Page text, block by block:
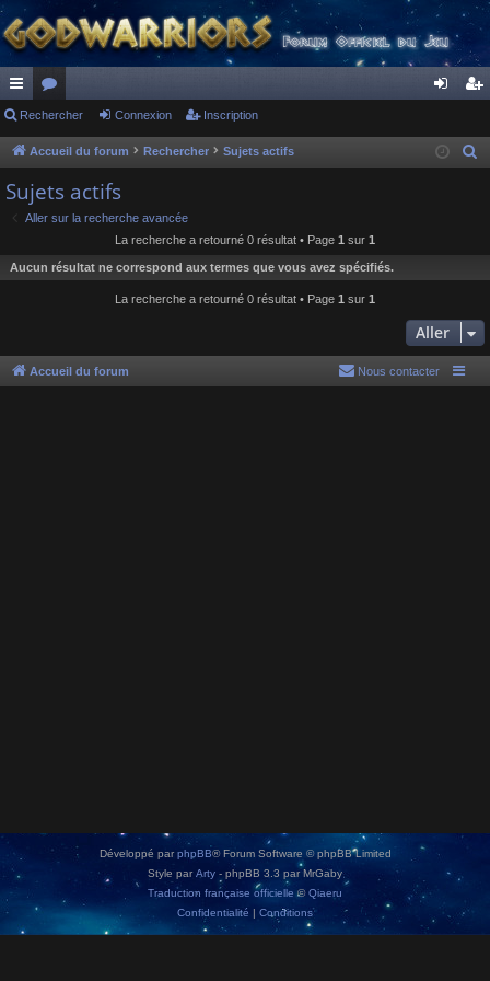
ac
co
ur
ci
or
u
s
ne cri
Rechercher Connexion Inscription
Accueil du forum Rechercher Sujets actifs
h
e
Sujets actifs
Aller sur la recherche avancée
La recherche a retourné 0 résultat • Page 1 sur 1
Aucun résultat ne correspond aux termes que vous avez spécifiés.
La recherche a retourné 0 résultat • Page 1 sur 1
Aller
Accueil du forum Nous contacter
Développé par phpBB® Forum Software © phpBB Limited
Style parArty - phpBB 3.3 par MrGaby
Traduction française officielle ©Qiaeru
Confidentialité | Conditions